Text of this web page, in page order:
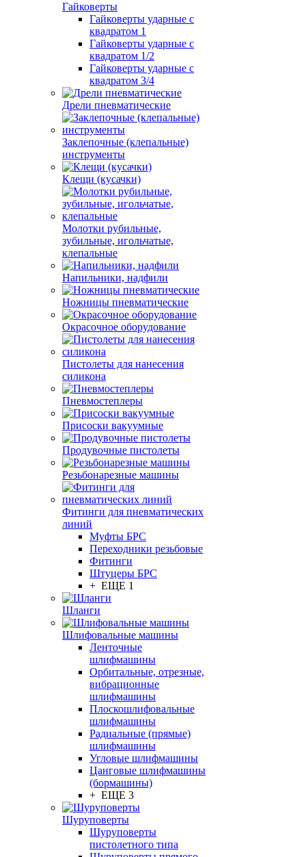
Гайковерты
Гайковерты ударные с
квадратом 1
Гайковерты ударные с
квадратом 1/2
Гайковерты ударные с
квадратом 3/4
Дрели пневматические
Заклепочные (клепальные)
инструменты
Клещи (кусачки)
Молотки рубильные,
зубильные, игольчатые,
клепальные
Напильники, надфили
Ножницы пневматические
Окрасочное оборудование
Пистолеты для нанесения
силикона
Пневмостеплеры
Присоски вакуумные
Продувочные пистолеты
Резьбонарезные машины
Фитинги для пневматических
линий
Муфты БРС
Переходники резьбовые
Фитинги
Штуцеры БРС
+ ЕЩЕ 1
Шланги
Шлифовальные машины
Ленточные
шлифмашины
Орбитальные, отрезные,
вибрационные
шлифмашины
Плоскошлифовальные
шлифмашины
Радиальные (прямые)
шлифмашины
Угловые шлифмашины
Цанговые шлифмашины
(бормашины)
+ ЕЩЕ 3
Шуруповерты
Шуруповерты
пистолетного типа